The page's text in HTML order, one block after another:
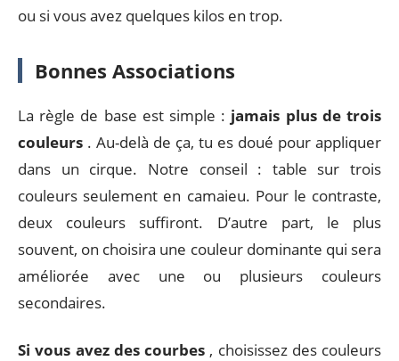
ou si vous avez quelques kilos en trop.
Bonnes Associations
La règle de base est simple : jamais plus de trois
couleurs . Au-delà de ça, tu es doué pour appliquer
dans un cirque. Notre conseil : table sur trois
couleurs seulement en camaieu. Pour le contraste,
deux couleurs suffiront. D’autre part, le plus
souvent, on choisira une couleur dominante qui sera
améliorée avec une ou plusieurs couleurs
secondaires.
Si vous avez des courbes , choisissez des couleurs